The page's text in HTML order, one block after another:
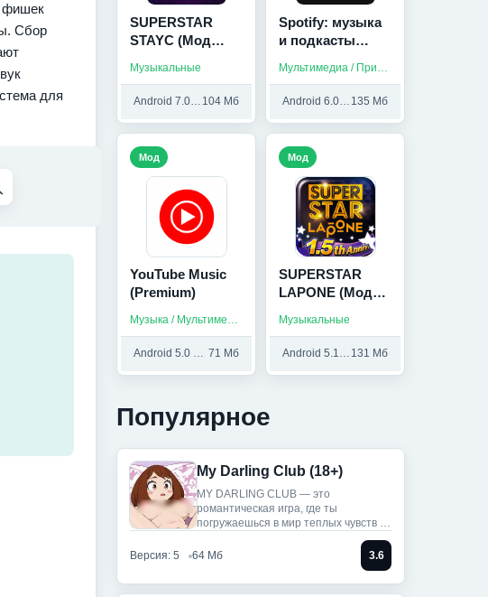
фишек
Сбор
для
SUPERSTAR
STAYC (Мод
Музыкальные
Android 7.0 и выше 104 Мб
Spotify: музыка
и подкасты
разблокировано)
Мультимедиа / Приложения на русском / Музыка
Android 6.0 и выше 135 Мб
YouTube Music
(Premium)
Музыка / Мультимедиа / Приложения на русском
Android 5.0 и выше 71 Мб
Мод
SUPERSTAR
LAPONE (Мод
Музыкальные
Android 5.1 и выше 131 Мб
Мод
Популярное
My Darling Club (18+)
MY DARLING CLUB — это
романтическая игра, где ты
погружаешься в мир теплых чувств и
Версия: 5
64 Мб 3.6